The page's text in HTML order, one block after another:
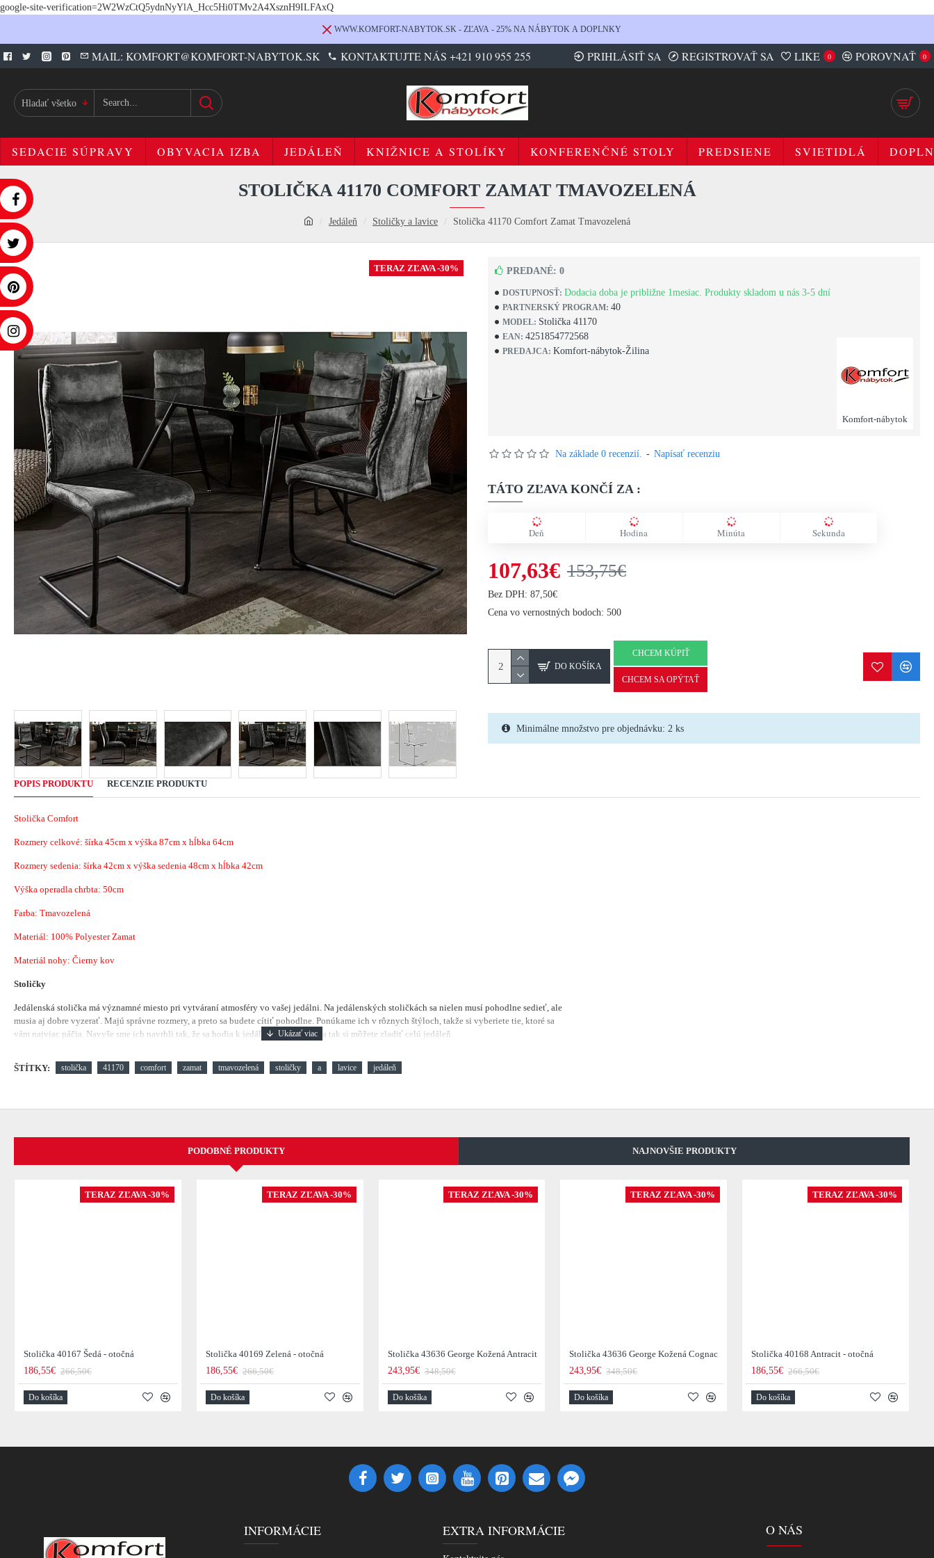
google-site-verification=2W2WzCtQ5ydnNyYlA_Hcc5Hi0TMv2A4XsznH9ILFAxQ
WWW.KOMFORT-NABYTOK.SK - ZĽAVA - 25% NA NÁBYTOK A DOPLNKY
MAIL: KOMFORT@KOMFORT-NABYTOK.SK KONTAKTUJTE NÁS +421 910 955 255 PRIHLÁSIŤ SA REGISTROVAŤ SA LIKE 0 POROVNAŤ 0
Hladať všetko
SEDACIE SÚPRAVY OBYVACIA IZBA JEDÁLEŇ KNIŽNICE A STOLÍKY KONFERENČNÉ STOLY PREDSIENE SVIETIDLÁ
Jedáleň Stoličky a lavice Stolička 41170 Comfort Zamat Tmavozelená
STOLIČKA 41170 COMFORT ZAMAT TMAVOZELENÁ
TERAZ ZĽAVA -30%
DOSTUPNOSŤ: Dodacia doba je približne 1mesiac. Produkty skladom u nás 3-5 dní
PARTNERSKÝ PROGRAM: 40
MODEL: Stolička 41170
EAN: 4251854772568
PREDAJCA: Komfort-nábytok-Žilina
Komfort-nábytok
PREDANÉ: 0
Na základe 0 recenzií. - Napísať recenziu
TÁTO ZĽAVA KONČÍ ZA :
Deň Hodina Minúta Sekunda
107,63€ 153,75€
Bez DPH: 87,50€
Cena vo vernostných bodoch: 500
DO KOŠÍKA
CHCEM KÚPIŤ
CHCEM SA OPÝTAŤ
Minimálne množstvo pre objednávku: 2 ks
POPIS PRODUKTU RECENZIE PRODUKTU
Stolička Comfort
Rozmery celkové: šírka 45cm x výška 87cm x hĺbka 64cm
Rozmery sedenia: šírka 42cm x výška sedenia 48cm x hĺbka 42cm
Výška operadla chrbta: 50cm
Farba: Tmavozelená
Materiál: 100% Polyester Zamat
Materiál nohy: Čierny kov
Stoličky
Jedálenská stolička má významné miesto pri vytváraní atmosféry vo vašej jedálni. Na jedálenských stoličkách sa nielen musí pohodlne sedieť, ale
musia aj dobre vyzerať. Majú správne rozmery, a preto sa budete cítiť pohodlne. Ponúkame ich v rôznych štýloch, takže si vyberiete tie, ktoré sa
vám najviac páčia. Navyše sme ich navrhli tak, že sa hodia k jedálenským stolom, a tak si môžete zladiť celú jedáleň.
ŠTÍTKY: stolička 41170 comfort zamat tmavozelená stoličky a lavice jedáleň
PODOBNÉ PRODUKTY NAJNOVŠIE PRODUKTY
TERAZ ZĽAVA -30%
Stolička 40167 Šedá - otočná
186,55€ 266,50€
Do košíka
TERAZ ZĽAVA -30%
Stolička 40169 Zelená - otočná
186,55€ 266,50€
Do košíka
TERAZ ZĽAVA -30%
Stolička 43636 George Kožená Antracit
243,95€ 348,50€
Do košíka
TERAZ ZĽAVA -30%
Stolička 43636 George Kožená Cognac
243,95€ 348,50€
Do košíka
TERAZ ZĽAVA -30%
Stolička 40168 Antracit - otočná
186,55€ 266,50€
Do košíka
INFORMÁCIE EXTRA INFORMÁCIE O NÁS